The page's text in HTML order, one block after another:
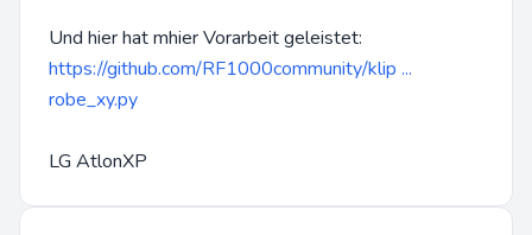
Und hier hat mhier Vorarbeit geleistet:
https://github.com/RF1000community/klip ...
robe_xy.py
LG AtlonXP